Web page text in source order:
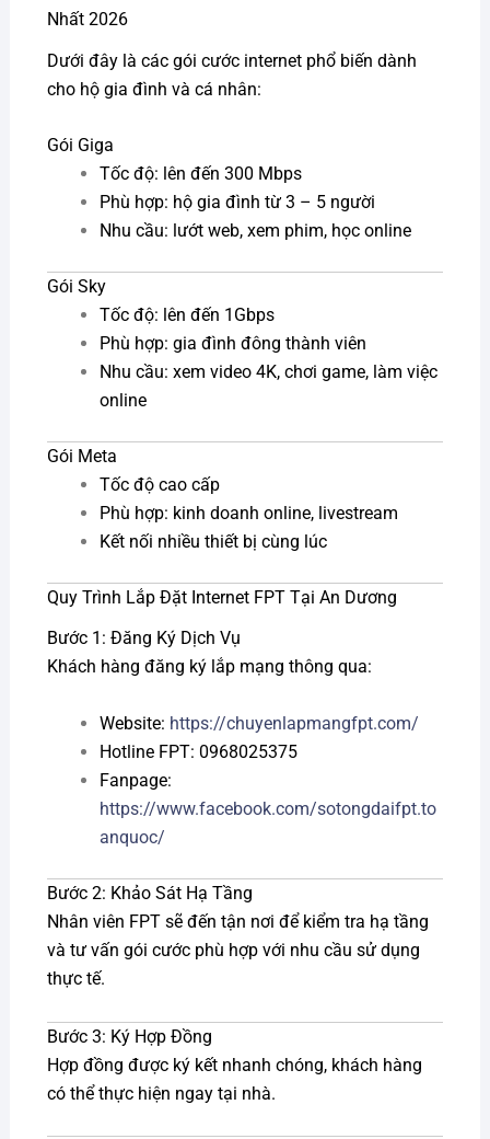
Nhất 2026
Dưới đây là các gói cước internet phổ biến dành
cho hộ gia đình và cá nhân:
Gói Giga
Tốc độ: lên đến 300 Mbps
Phù hợp: hộ gia đình từ 3 – 5 người
Nhu cầu: lướt web, xem phim, học online
Gói Sky
Tốc độ: lên đến 1Gbps
Phù hợp: gia đình đông thành viên
Nhu cầu: xem video 4K, chơi game, làm việc
online
Gói Meta
Tốc độ cao cấp
Phù hợp: kinh doanh online, livestream
Kết nối nhiều thiết bị cùng lúc
Quy Trình Lắp Đặt Internet FPT Tại An Dương
Bước 1: Đăng Ký Dịch Vụ
Khách hàng đăng ký lắp mạng thông qua:
Website: https://chuyenlapmangfpt.com/
Hotline FPT: 0968025375
Fanpage:
https://www.facebook.com/sotongdaifpt.to
anquoc/
Bước 2: Khảo Sát Hạ Tầng
Nhân viên FPT sẽ đến tận nơi để kiểm tra hạ tầng
và tư vấn gói cước phù hợp với nhu cầu sử dụng
thực tế.
Bước 3: Ký Hợp Đồng
Hợp đồng được ký kết nhanh chóng, khách hàng
có thể thực hiện ngay tại nhà.